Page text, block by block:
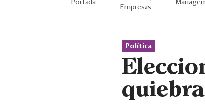
Portada
Empresas
Política